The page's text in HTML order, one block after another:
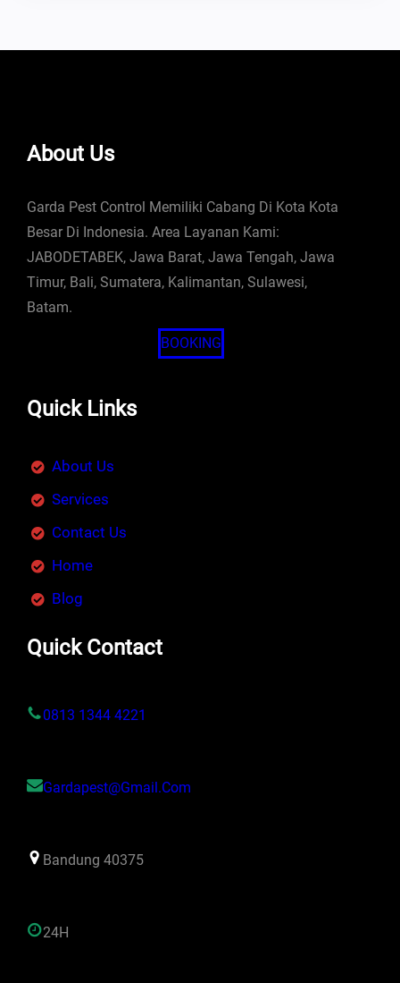
About Us
Garda Pest Control Memiliki Cabang Di Kota Kota
Besar Di Indonesia. Area Layanan Kami:
JABODETABEK, Jawa Barat, Jawa Tengah, Jawa
Timur, Bali, Sumatera, Kalimantan, Sulawesi,
Batam.
BOOKING
Quick Links
About Us
Services
Contact Us
Home
Blog
Quick Contact
0813 1344 4221
Gardapest@gmail.com
Bandung 40375
24H